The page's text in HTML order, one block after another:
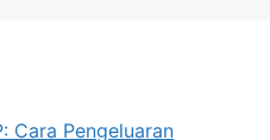
Cara Pengeluaran